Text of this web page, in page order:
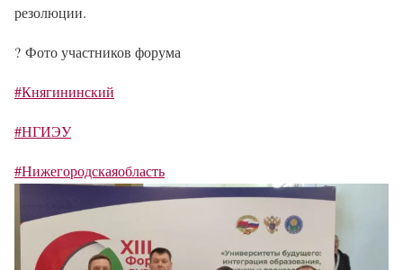
резолюции.
? Фото участников форума
#Княгининский
#НГИЭУ
#Нижегородскаяобласть